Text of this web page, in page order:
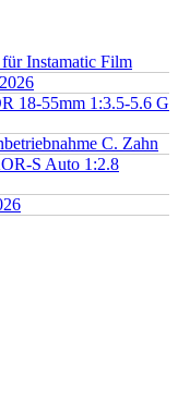
Instamatic Film
18-55mm 1:3.5-5.6 G
C. Zahn
S Auto 1:2.8